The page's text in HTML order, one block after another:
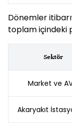
Dönemler
toplam içindeki
Sektör
Market ve
Akaryakıt